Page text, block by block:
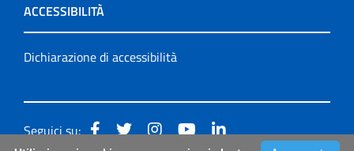
ACCESSIBILITÀ
Dichiarazione di accessibilità
Seguici su: